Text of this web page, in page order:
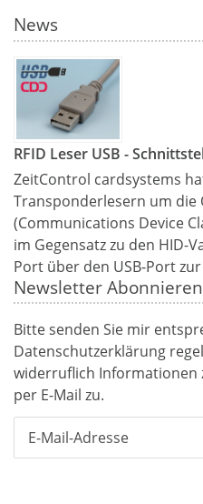
News
RFID Leser USB -
ZeitControl cardsystems
Transponderlesern um die
(Communications Device
im Gegensatz zu den HID-
Port über den USB-Port
Newsletter Abonnieren
Bitte senden Sie mir
Datenschutzerklärung
widerruflich
per E-Mail zu.